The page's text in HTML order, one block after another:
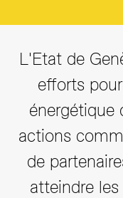
L'Etat de
efforts
énergétique
actions
de
atteindre